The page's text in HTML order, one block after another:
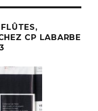
CP LABARBE